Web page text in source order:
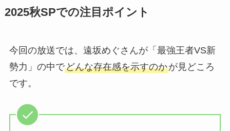
2025秋SPでの注目ポイント
今回の放送では、遠坂めぐさんが「最強王者VS新
勢力」の中でどんな存在感を示すのかが見どころ
です。